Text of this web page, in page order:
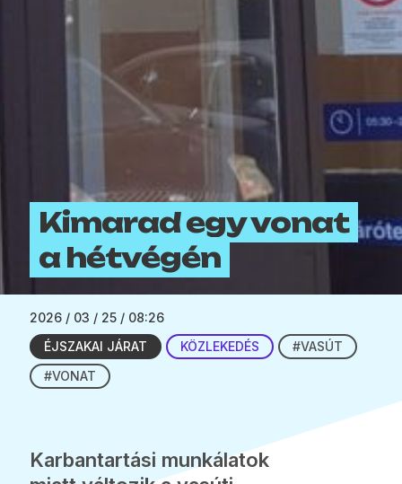
Kimarad egy vonat
a hétvégén
2026 / 03 / 25 / 08:26
ÉJSZAKAI JÁRAT
KÖZLEKEDÉS
#VASÚT
#VONAT
Karbantartási munkálatok